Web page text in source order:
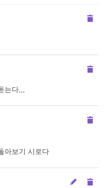
다,,,
아보기 시로다